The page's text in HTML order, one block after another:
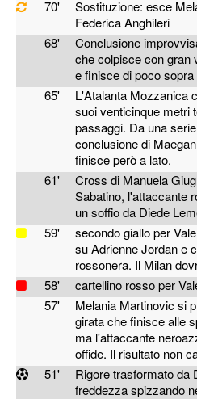
70'
Sostituzione: esce
Federica Anghileri
68'
Conclusione
che colpisce con gran
e finisce di poco
65'
L'Atalanta Mozzanica
suoi venticinque metri
passaggi. Da una
conclusione di
finisce però a lato.
61'
Cross di Manuela
Sabatino, l'attaccante
un soffio da Diede
59'
secondo giallo per
su Adrienne Jordan e
rossonera. Il Milan
58'
cartellino rosso per
57'
Melania Martinovic si
girata che finisce alle
ma l'attaccante
offide. Il risultato non
51'
Rigore trasformato da
freddezza spizzando